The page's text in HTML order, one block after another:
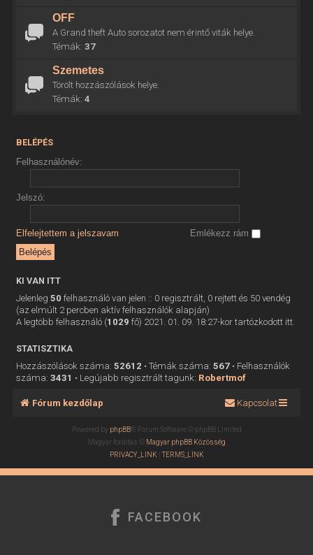
OFF
A Grand theft Auto sorozatot nem érintő viták helye.
Témák: 37
Szemetes
Törölt hozzászólások helye.
Témák: 4
BELÉPÉS
Felhasználónév:
Jelszó:
Elfelejtettem a jelszavam Emlékezz rám
KI VAN ITT
Jelenleg 50 felhasználó van jelen :: 0 regisztrált, 0 rejtett és 50 vendég
(az elmúlt 2 percben aktív felhasználók alapján)
A legtöbb felhasználó (1029 fő) 2021. 01. 09. 18:27-kor tartózkodott itt.
STATISZTIKA
Hozzászólások száma: 52612 • Témák száma: 567• Felhasználók
száma: 3431 • Legújabb regisztrált tagunk: Robertmof
Fórum kezdőlap Kapcsolat
Powered by phpBB® Forum Software © phpBB Limited
Magyar fordítás © Magyar phpBB Közösség
PRIVACY_LINK |TERMS_LINK
FACEBOOK